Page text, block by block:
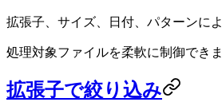
拡張子、サイズ、日付、パターンに
処理対象ファイルを柔軟に制御できま
拡張子で絞り込み